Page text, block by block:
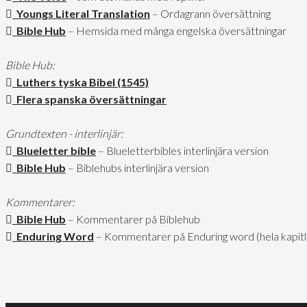
Youngs Literal Translation – Ordagrann översättning
Bible Hub – Hemsida med många engelska översättningar
Bible Hub:
Luthers tyska Bibel (1545)
Flera spanska översättningar
Grundtexten - interlinjär:
Blueletter bible – Blueletterbibles interlinjära version
Bible Hub – Biblehubs interlinjära version
Kommentarer:
Bible Hub – Kommentarer på Biblehub
Enduring Word – Kommentarer på Enduring word (hela